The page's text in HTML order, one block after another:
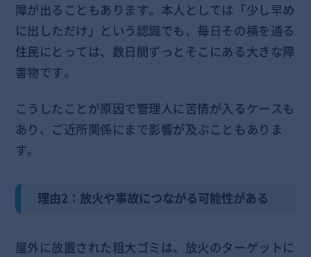
障が出ることもあります。本人としては「少し早め
に出しただけ」という認識でも、毎日その横を通る
住民にとっては、数日間ずっとそこにある大きな障
害物です。
こうしたことが原因で管理人に苦情が入るケースも
あり、ご近所関係にまで影響が及ぶこともありま
す。
理由2：放火や事故につながる可能性がある
屋外に放置された粗大ゴミは、放火のターゲットに